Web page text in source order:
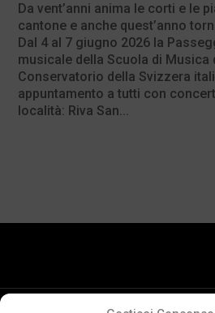
Da vent’anni anima le corti e le
cantone e anche quest’anno
Dal 4 al 7 giugno 2026 la
musicale della Scuola di Musica
Conservatorio della Svizzera
appuntamento a tutti con
località: Riva San...